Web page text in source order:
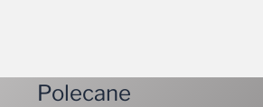
Polecane